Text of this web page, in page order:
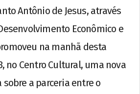
Antônio de Jesus, através
Econômico e
na manhã desta
no Centro Cultural, uma nova
a parceria entre o